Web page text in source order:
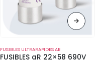
FUSIBLES ULTRARAPIDES AR
FUSIBLES aR 22×58 690V